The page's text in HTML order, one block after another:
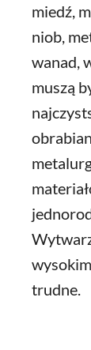
miedź,
niob,
wanad,
muszą
trudne.